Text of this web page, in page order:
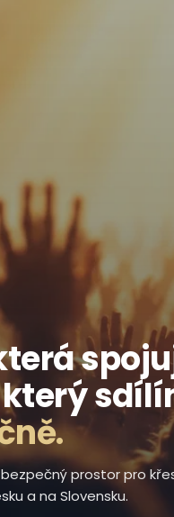
prostor pro
a na Slovensku.